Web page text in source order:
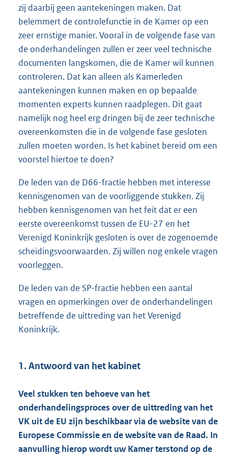
zij daarbij geen aantekeningen maken. Dat
belemmert de controlefunctie in de Kamer op een
zeer ernstige manier. Vooral in de volgende fase van
de onderhandelingen zullen er zeer veel technische
documenten langskomen, die de Kamer wil kunnen
controleren. Dat kan alleen als Kamerleden
aantekeningen kunnen maken en op bepaalde
momenten experts kunnen raadplegen. Dit gaat
namelijk nog heel erg dringen bij de zeer technische
overeenkomsten die in de volgende fase gesloten
zullen moeten worden. Is het kabinet bereid om een
voorstel hiertoe te doen?
De leden van de D66-fractie hebben met interesse
kennisgenomen van de voorliggende stukken. Zij
hebben kennisgenomen van het feit dat er een
eerste overeenkomst tussen de EU-27 en het
Verenigd Koninkrijk gesloten is over de zogenoemde
scheidingsvoorwaarden. Zij willen nog enkele vragen
voorleggen.
De leden van de SP-fractie hebben een aantal
vragen en opmerkingen over de onderhandelingen
betreffende de uittreding van het Verenigd
Koninkrijk.
1. Antwoord van het kabinet
Veel stukken ten behoeve van het
onderhandelingsproces over de uittreding van het
VK uit de EU zijn beschikbaar via de website van de
Europese Commissie en de website van de Raad. In
aanvulling hierop wordt uw Kamer terstond op de